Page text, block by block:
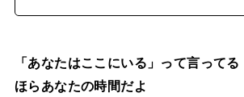
「あなたはここにいる」って言ってる
ほらあなたの時間だよ